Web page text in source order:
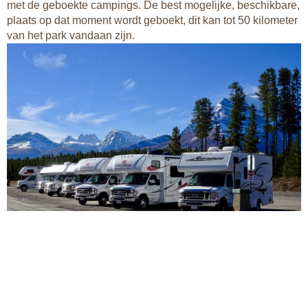
met de geboekte campings. De best mogelijke, beschikbare,
plaats op dat moment wordt geboekt, dit kan tot 50 kilometer
van het park vandaan zijn.